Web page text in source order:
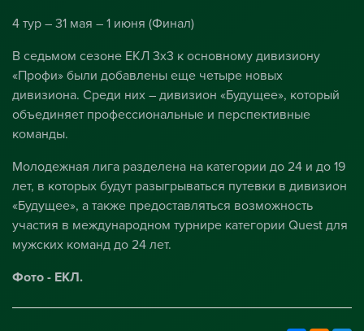
4 тур – 31 мая – 1 июня (Финал)
В седьмом сезоне ЕКЛ 3х3 к основному дивизиону
«Профи» были добавлены еще четыре новых
дивизиона. Среди них – дивизион «Будущее», который
объединяет профессиональные и перспективные
команды.
Молодежная лига разделена на категории до 24 и до 19
лет, в которых будут разыгрываться путевки в дивизион
«Будущее», а также предоставляться возможность
участия в международном турнире категории Quest для
мужских команд до 24 лет.
Фото - ЕКЛ.